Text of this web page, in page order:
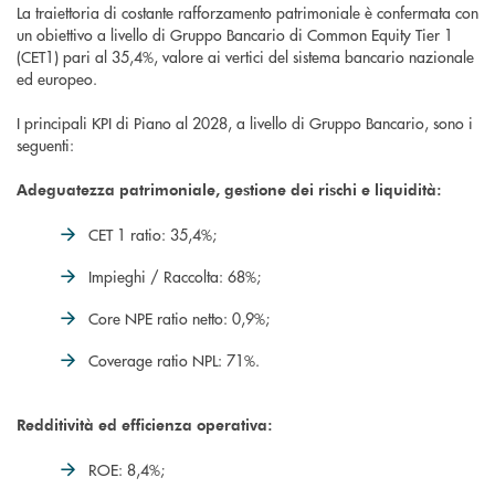
La traiettoria di costante rafforzamento patrimoniale è confermata con
un obiettivo a livello di Gruppo Bancario di Common Equity Tier 1
(CET1) pari al 35,4%, valore ai vertici del sistema bancario nazionale
ed europeo.
I principali KPI di Piano al 2028, a livello di Gruppo Bancario, sono i
seguenti:
Adeguatezza patrimoniale, gestione dei rischi e liquidità:
CET 1 ratio: 35,4%;
Impieghi / Raccolta: 68%;
Core NPE ratio netto: 0,9%;
Coverage ratio NPL: 71%.
Redditività ed efficienza operativa:
ROE: 8,4%;